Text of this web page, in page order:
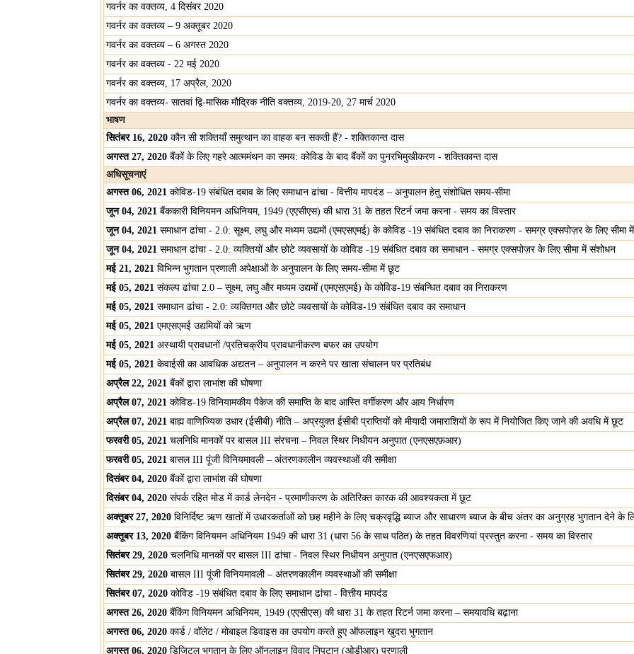
गवर्नर का वक्तव्य, 4 दिसंबर 2020
गवर्नर का वक्तव्य – 9 अक्तूबर 2020
गवर्नर का वक्तव्य – 6 अगस्त 2020
गवर्नर का वक्तव्य - 22 मई 2020
गवर्नर का वक्तव्य, 17 अप्रैल, 2020
गवर्नर का वक्तव्य- सातवां द्वि-मासिक मौद्रिक नीति वक्तव्य, 2019-20, 27 मार्च 2020
भाषण
सितंबर 16, 2020 कौन सी शक्तियाँ समुत्थान का वाहक बन सकती हैं? - शक्तिकान्त दास
अगस्त 27, 2020 बैंकों के लिए गहरे आत्ममंथन का समय: कोविड के बाद बैंकों का पुनरभिमुखीकरण - शक्तिकान्त दास
अधिसूचनाएं
अगस्त 06, 2021 कोविड-19 संबंधित दबाव के लिए समाधान ढांचा - वित्तीय मापदंड – अनुपालन हेतु संशोधित समय-सीमा
जून 04, 2021 बैंककारी विनियमन अधिनियम, 1949 (एएसीएस) की धारा 31 के तहत रिटर्न जमा करना - समय का विस्तार
जून 04, 2021 समाधान ढांचा - 2.0: सूक्ष्म, लघु और मध्यम उद्यमों (एमएसएमई) के कोविड -19 संबंधित दबाव का निराकरण - समग्र एक्सपोज़र के लिए सीमा
जून 04, 2021 समाधान ढांचा - 2.0: व्यक्तियों और छोटे व्यवसायों के कोविड -19 संबंधित दबाव का समाधान - समग्र एक्सपोज़र के लिए सीमा में संशोधन
मई 21, 2021 विभिन्न भुगतान प्रणाली अपेक्षाओं के अनुपालन के लिए समय-सीमा में छूट
मई 05, 2021 संकल्प ढांचा 2.0 – सूक्ष्म, लघु और मध्यम उद्यमों (एमएसएमई) के कोविड-19 संबन्धित दबाव का निराकरण
मई 05, 2021 समाधान ढांचा - 2.0: व्यक्तिगत और छोटे व्यवसायों के कोविड-19 संबंधित दबाव का समाधान
मई 05, 2021 एमएसएमई उद्यमियों को ऋण
मई 05, 2021 अस्थायी प्रावधानों /प्रतिचक्रीय प्रावधानीकरण बफर का उपयोग
मई 05, 2021 केवाईसी का आवधिक अद्यतन – अनुपालन न करने पर खाता संचालन पर प्रतिबंध
अप्रैल 22, 2021 बैंकों द्वारा लाभांश की घोषणा
अप्रैल 07, 2021 कोविड-19 विनियामकीय पैकेज की समाप्ति के बाद आस्ति वर्गीकरण और आय निर्धारण
अप्रैल 07, 2021 बाह्य वाणिज्यिक उधार (ईसीबी) नीति – अप्रयुक्त ईसीबी प्राप्तियों को मीयादी जमाराशियों के रूप में नियोजित किए जाने की अवधि में छूट
फरवरी 05, 2021 चलनिधि मानकों पर बासल III संरचना – निवल स्थिर निधीयन अनुपात (एनएसएफ़आर)
फरवरी 05, 2021 बासल III पूंजी विनियमावली – अंतरणकालीन व्यवस्थाओं की समीक्षा
दिसंबर 04, 2020 बैंकों द्वारा लाभांश की घोषणा
दिसंबर 04, 2020 संपर्क रहित मोड में कार्ड लेनदेन - प्रमाणीकरण के अतिरिक्त कारक की आवश्यकता में छूट
अक्तूबर 27, 2020 विनिर्दिष्ट ऋण खातों में उधारकर्ताओं को छह महीने के लिए चक्रवृद्धि ब्याज और साधारण ब्याज के बीच अंतर का अनुग्रह भुगतान देने के
अक्तूबर 13, 2020 बैंकिंग विनियमन अधिनियम 1949 की धारा 31 (धारा 56 के साथ पठित) के तहत विवरणियां प्रस्तुत करना - समय का विस्तार
सितंबर 29, 2020 चलनिधि मानकों पर बासल III ढांचा - निवल स्थिर निधीयन अनुपात (एनएसएफआर)
सितंबर 29, 2020 बासल III पूंजी विनियमावली – अंतरणकालीन व्यवस्थाओं की समीक्षा
सितंबर 07, 2020 कोविड -19 संबंधित दबाव के लिए समाधान ढांचा - वित्तीय मापदंड
अगस्त 26, 2020 बैंकिंग विनियमन अधिनियम, 1949 (एएसीएस) की धारा 31 के तहत रिटर्न जमा करना – समयावधि बढ़ाना
अगस्त 06, 2020 कार्ड / वॉलेट / मोबाइल डिवाइस का उपयोग करते हुए ऑफलाइन खुदरा भुगतान
अगस्त 06, 2020 डिजिटल भुगतान के लिए ऑनलाइन विवाद निपटान (ओडीआर) प्रणाली